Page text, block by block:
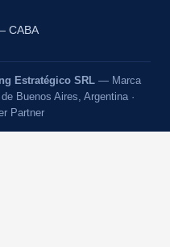
CABA
Estratégico SRL — Marca
Buenos Aires, Argentina ·
Partner